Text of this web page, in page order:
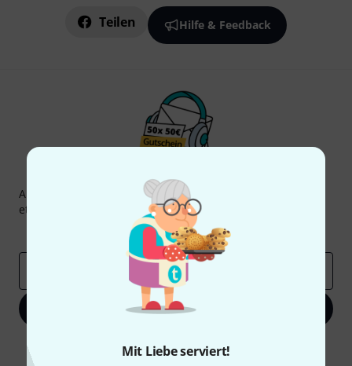
Mit Liebe serviert!
Teilen Hilfe & Feedback
Thomann Newsletter
Abonniere den Thomann Newsletter und gewinne mit
etwas Glück einen von
50 Gutscheinen
Inspirierende Beiträge
Deals Thomann Insights
Jetzt anmelden
Mit Klick auf „Jetzt anmelden“ stimmen Sie dem Erhalt von E-Mail-
Werbung und einer Messung des E-Mail-Nutzungsverhaltens zu. Die